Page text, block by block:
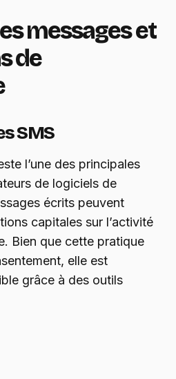
messages et
de
SMS
l’une des principales
de logiciels de
écrits peuvent
capitales sur l’activité
Bien que cette pratique
elle est
grâce à des outils